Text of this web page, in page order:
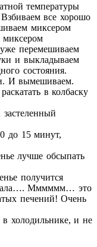
температуры
все хорошо
миксером
миксером
перемешиваем
и выкладываем
состояния.
И вымешиваем.
в колбаску
до 15 минут,
лучше обсыпать
получится
Мммммм… это
печений! Очень
холодильнике, и не